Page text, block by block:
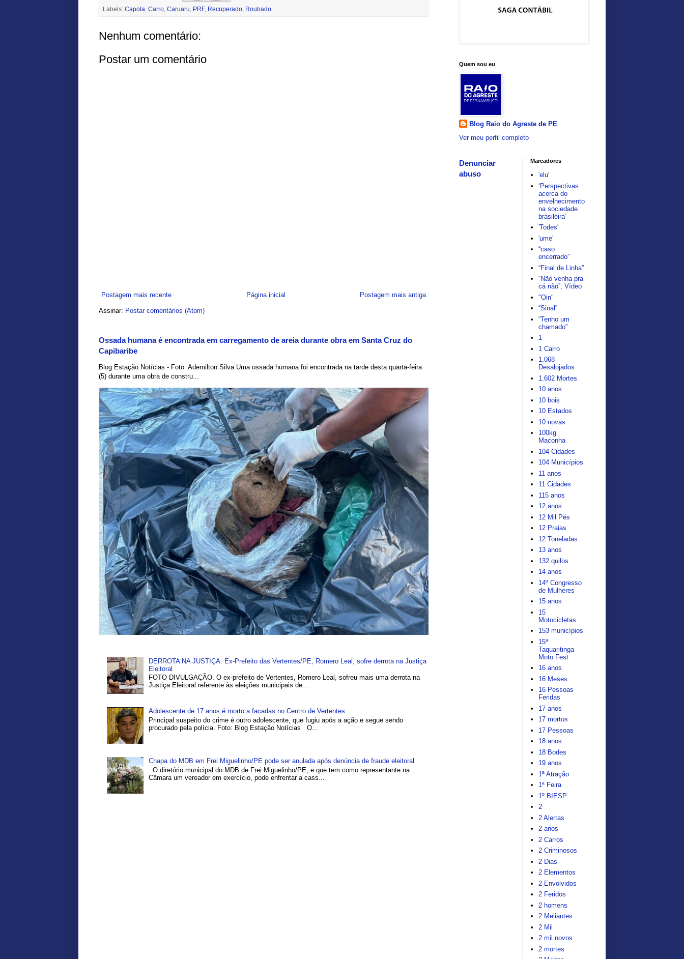
Labels: Capota Carro Caruaru PRF, Recuperado Roubado
Nenhum comentário:
Postar um comentário
Postagem mais recente Postagem mais antiga
Página inicial
Assinar: Postar comentários (Atom)
Ossada humana é encontrada em carregamento de areia durante obra em Santa Cruz do
Capibaribe
Blog Estação Notícias - Foto: Ademilton Silva Uma ossada humana foi encontrada na tarde desta quarta-feira
(5) durante uma obra de constru...
DERROTA NA JUSTIÇA: Ex-Prefeito das Vertentes/PE, Romero Leal, sofre derrota na Justiça
Eleitoral
FOTO DIVULGAÇÃO. O ex-prefeito de Vertentes, Romero Leal, sofreu mais uma derrota na
Justiça Eleitoral referente às eleições municipais de...
Adolescente de 17 anos é morto a facadas no Centro de Vertentes
Principal suspeito do crime é outro adolescente, que fugiu após a ação e segue sendo
procurado pela polícia. Foto: Blog Estação Notícias O...
Chapa do MDB em Frei Miguelinho/PE pode ser anulada após denúncia de fraude eleitoral
O diretório municipal do MDB de Frei Miguelinho/PE, e que tem como representante na
Câmara um vereador em exercício, pode enfrentar a cass...
Quem sou eu
Blog Raio do Agreste de PE
Ver meu perfil completo
Denunciar
abuso
Marcadores
'elu'
‘Perspectivas
acerca do
envelhecimento
na sociedade
brasileira’
'Todes'
'ume'
“caso
encerrado”
“Final de Linha”
“Não venha pra
cá não”; Vídeo
"Oin"
“Sinal”
“Tenho um
chamado”
1
1 Carro
1.068
Desalojados
1.602 Mortes
10 anos
10 bois
10 Estados
10 novas
100kg
Maconha
104 Cidades
104 Municípios
11 anos
11 Cidades
115 anos
12 anos
12 Mil Pés
12 Praias
12 Toneladas
13 anos
132 quilos
14 anos
14º Congresso
de Mulheres
15 anos
15
Motocicletas
153 municípios
15ª
Taquaritinga
Moto Fest
16 anos
16 Meses
16 Pessoas
Feridas
17 anos
17 mortos
17 Pessoas
18 anos
18 Bodes
19 anos
1ª Atração
1ª Feira
1º BIESP
2
2 Alertas
2 anos
2 Carros
2 Criminosos
2 Dias
2 Elementos
2 Envolvidos
2 Feridos
2 homens
2 Meliantes
2 Mil
2 mil novos
2 mortes